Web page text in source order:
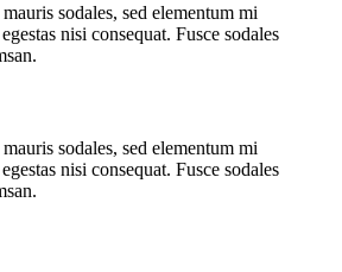
sodales, sed elementum mi
nisi consequat. Fusce sodales
sodales, sed elementum mi
nisi consequat. Fusce sodales